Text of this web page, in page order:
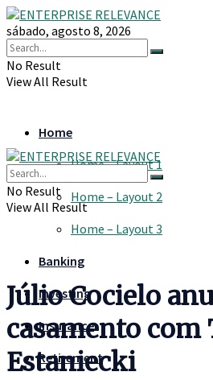
sábado, agosto 8, 2026
No Result
View All Result
Home
Home – Layout 1
Home – Layout 2
Home – Layout 3
Banking
Investing
Insurance
Retirement
No Result
View All Result
Júlio Cocielo
casamento com
Estaniecki